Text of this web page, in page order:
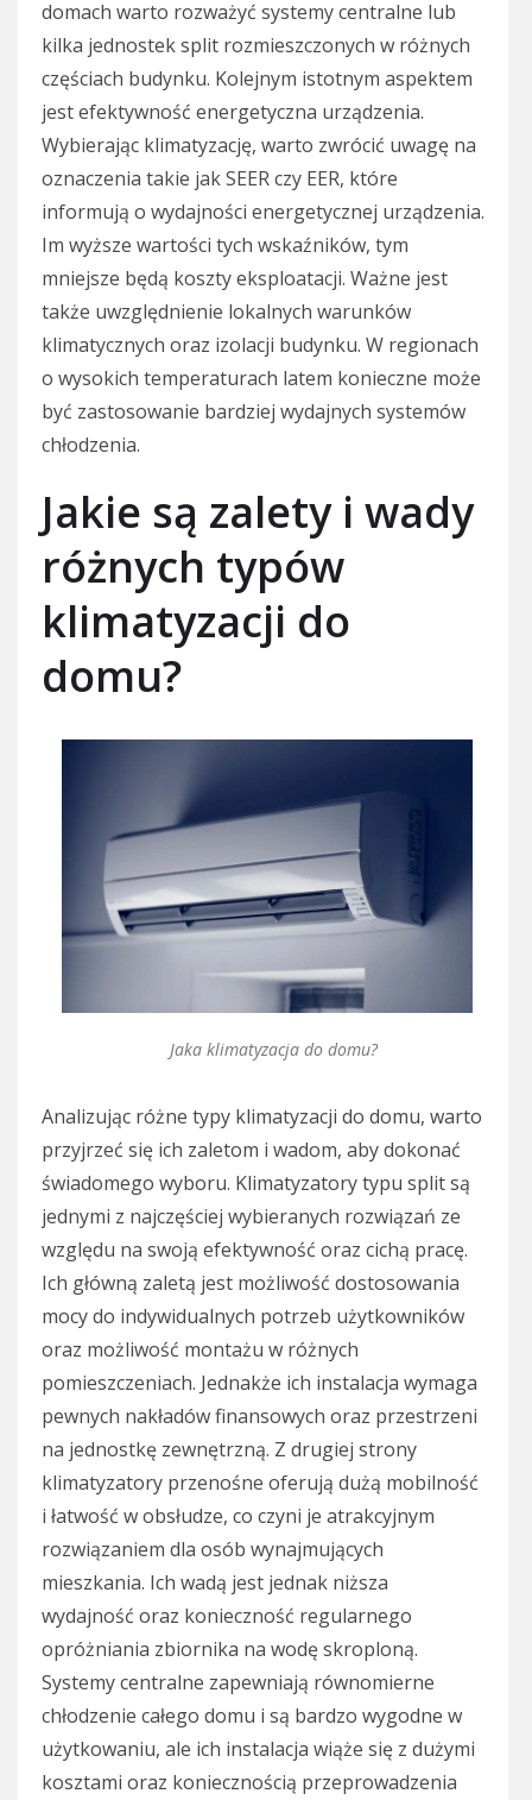
domach warto rozważyć systemy centralne lub
kilka jednostek split rozmieszczonych w różnych
częściach budynku. Kolejnym istotnym aspektem
jest efektywność energetyczna urządzenia.
Wybierając klimatyzację, warto zwrócić uwagę na
oznaczenia takie jak SEER czy EER, które
informują o wydajności energetycznej urządzenia.
Im wyższe wartości tych wskaźników, tym
mniejsze będą koszty eksploatacji. Ważne jest
także uwzględnienie lokalnych warunków
klimatycznych oraz izolacji budynku. W regionach
o wysokich temperaturach latem konieczne może
być zastosowanie bardziej wydajnych systemów
chłodzenia.
Jakie są zalety i wady
różnych typów
klimatyzacji do
domu?
Jaka klimatyzacja do domu?
Analizując różne typy klimatyzacji do domu, warto
przyjrzeć się ich zaletom i wadom, aby dokonać
świadomego wyboru. Klimatyzatory typu split są
jednymi z najczęściej wybieranych rozwiązań ze
względu na swoją efektywność oraz cichą pracę.
Ich główną zaletą jest możliwość dostosowania
mocy do indywidualnych potrzeb użytkowników
oraz możliwość montażu w różnych
pomieszczeniach. Jednakże ich instalacja wymaga
pewnych nakładów finansowych oraz przestrzeni
na jednostkę zewnętrzną. Z drugiej strony
klimatyzatory przenośne oferują dużą mobilność
i łatwość w obsłudze, co czyni je atrakcyjnym
rozwiązaniem dla osób wynajmujących
mieszkania. Ich wadą jest jednak niższa
wydajność oraz konieczność regularnego
opróżniania zbiornika na wodę skroploną.
Systemy centralne zapewniają równomierne
chłodzenie całego domu i są bardzo wygodne w
użytkowaniu, ale ich instalacja wiąże się z dużymi
kosztami oraz koniecznością przeprowadzenia